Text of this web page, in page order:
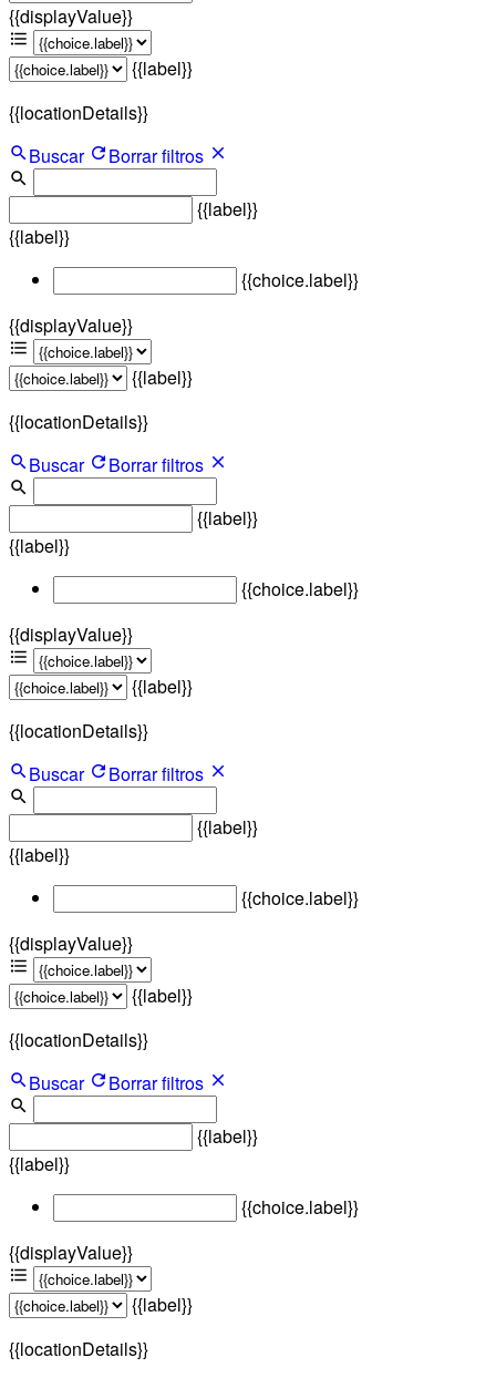
{{displayValue}}
{{label}}
{{locationDetails}}
Buscar
Borrar filtros
{{label}}
{{label}}
{{choice.label}}
{{displayValue}}
{{label}}
{{locationDetails}}
Buscar
Borrar filtros
{{label}}
{{label}}
{{choice.label}}
{{displayValue}}
{{label}}
{{locationDetails}}
Buscar
Borrar filtros
{{label}}
{{label}}
{{choice.label}}
{{displayValue}}
{{label}}
{{locationDetails}}
Buscar
Borrar filtros
{{label}}
{{label}}
{{choice.label}}
{{displayValue}}
{{label}}
{{locationDetails}}